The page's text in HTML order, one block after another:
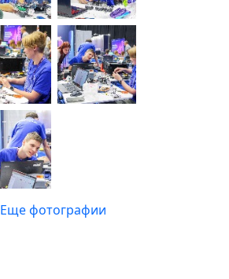
Еще фотографии